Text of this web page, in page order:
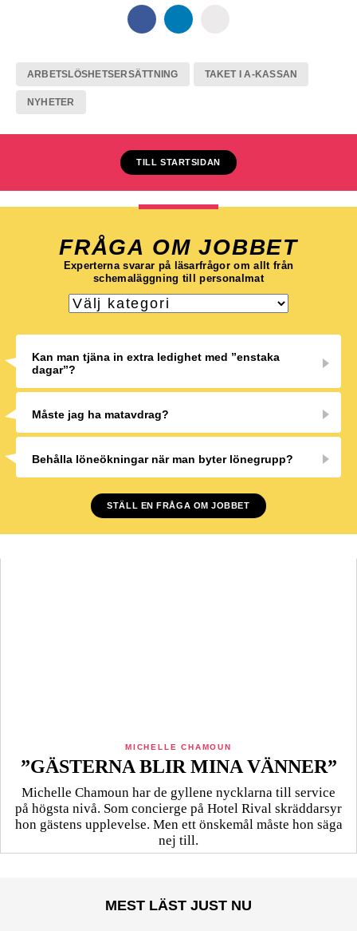
ARBETSLÖSHETSERSÄTTNING TAKET I A-KASSAN
NYHETER
TILL STARTSIDAN
FRÅGA OM JOBBET
Experterna svarar på läsarfrågor om allt från
schemaläggning till personalmat
Kan man tjäna in extra ledighet med ”enstaka
dagar”?
Måste jag ha matavdrag?
Behålla löneökningar när man byter lönegrupp?
STÄLL EN FRÅGA OM JOBBET
MICHELLE CHAMOUN
”GÄSTERNA BLIR MINA VÄNNER”
Michelle Chamoun har de gyllene nycklarna till service
på högsta nivå. Som concierge på Hotel Rival skräddarsyr
hon gästens upp­levelse. Men ett önskemål måste hon säga
nej till.
MEST LÄST JUST NU